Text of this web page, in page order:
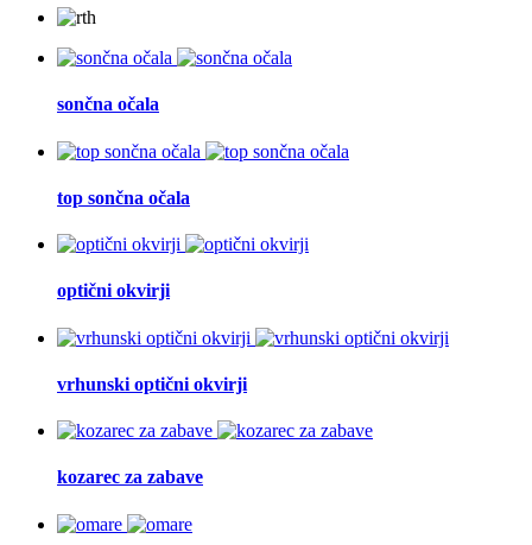
sončna očala
top sončna očala
optični okvirji
vrhunski optični okvirji
kozarec za zabave